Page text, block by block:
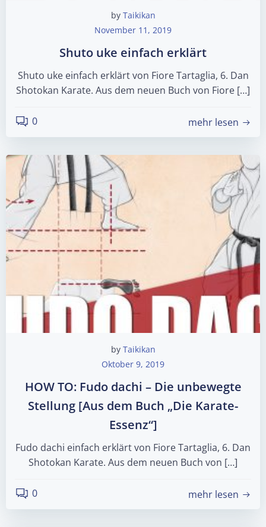
by Taikikan
November 11, 2019
Shuto uke einfach erklärt
Shuto uke einfach erklärt von Fiore Tartaglia, 6. Dan
Shotokan Karate. Aus dem neuen Buch von Fiore […]
0 mehr lesen
by Taikikan
Oktober 9, 2019
HOW TO: Fudo dachi – Die unbewegte
Stellung [Aus dem Buch „Die Karate-
Essenz“]
Fudo dachi einfach erklärt von Fiore Tartaglia, 6. Dan
Shotokan Karate. Aus dem neuen Buch von […]
0 mehr lesen